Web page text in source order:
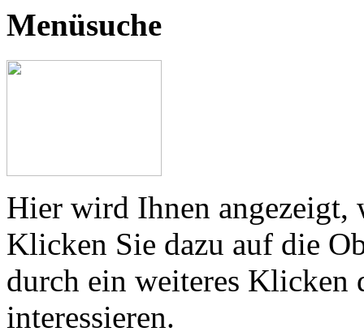
Menüsuche
Hier wird Ihnen angezeigt,
Klicken Sie dazu auf die
durch ein weiteres Klicken
interessieren.